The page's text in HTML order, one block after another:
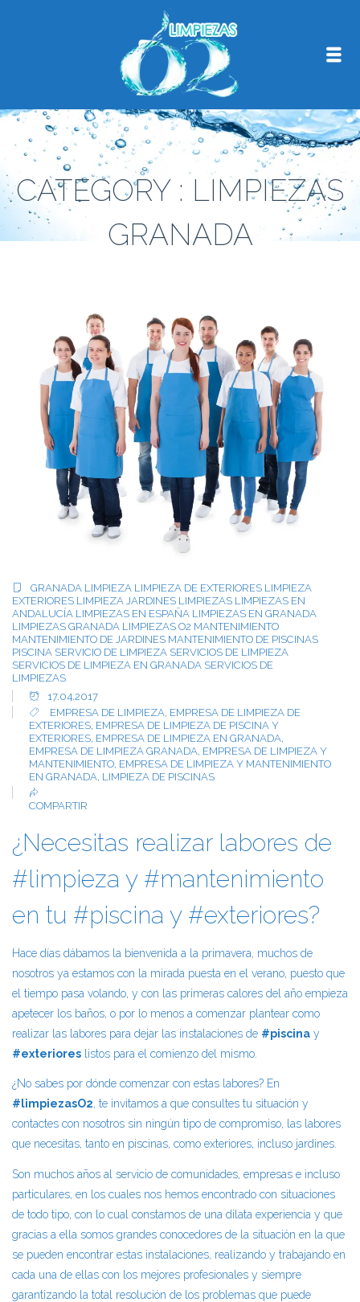
CATEGORY : LIMPIEZAS
GRANADA
GRANADA LIMPIEZA LIMPIEZA DE EXTERIORES LIMPIEZA
EXTERIORES LIMPIEZA JARDINES LIMPIEZAS LIMPIEZAS EN
ANDALUCÍA LIMPIEZAS EN ESPAÑA LIMPIEZAS EN GRANADA
LIMPIEZAS GRANADA LIMPIEZAS O2 MANTENIMIENTO
MANTENIMIENTO DE JARDINES MANTENIMIENTO DE PISCINAS
PISCINA SERVICIO DE LIMPIEZA SERVICIOS DE LIMPIEZA
SERVICIOS DE LIMPIEZA EN GRANADA SERVICIOS DE
LIMPIEZAS
17.04.2017
EMPRESA DE LIMPIEZA, EMPRESA DE LIMPIEZA DE
EXTERIORES, EMPRESA DE LIMPIEZA DE PISCINA Y
EXTERIORES, EMPRESA DE LIMPIEZA EN GRANADA,
EMPRESA DE LIMPIEZA GRANADA, EMPRESA DE LIMPIEZA Y
MANTENIMIENTO, EMPRESA DE LIMPIEZA Y MANTENIMIENTO
EN GRANADA, LIMPIEZA DE PISCINAS
COMPARTIR
¿Necesitas realizar labores de
#limpieza y #mantenimiento
en tu #piscina y #exteriores?
Hace días dábamos la bienvenida a la primavera, muchos de
nosotros ya estamos con la mirada puesta en el verano, puesto que
el tiempo pasa volando, y con las primeras calores del año empieza
apetecer los baños, o por lo menos a comenzar plantear como
realizar las labores para dejar las instalaciones de #piscina y
#exteriores listos para el comienzo del mismo.
¿No sabes por dónde comenzar con estas labores? En
#limpiezasO2, te invitamos a que consultes tu situación y
contactes con nosotros sin ningún tipo de compromiso, las labores
que necesitas, tanto en piscinas, como exteriores, incluso jardines.
Son muchos años al servicio de comunidades, empresas e incluso
particulares, en los cuales nos hemos encontrado con situaciones
de todo tipo, con lo cual constamos de una dilata experiencia y que
gracias a ella somos grandes conocedores de la situación en la que
se pueden encontrar estas instalaciones, realizando y trabajando en
cada una de ellas con los mejores profesionales y siempre
garantizando la total resolución de los problemas que puede